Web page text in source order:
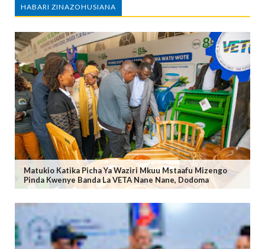
HABARI ZINAZOHUSIANA
Matukio Katika Picha Ya Waziri Mkuu Mstaafu Mizengo
Pinda Kwenye Banda La VETA Nane Nane, Dodoma